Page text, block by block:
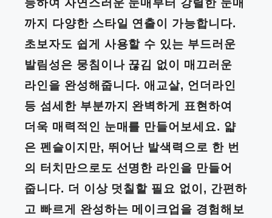
능하여 자연스러운 눈매부터 강렬한 눈매
까지 다양한 스타일 연출이 가능합니다.
초보자도 쉽게 사용할 수 있는 부드러운
발림성은 뭉침이나 끊김 없이 매끄러운
라인을 완성해줍니다. 애교살, 언더라인
등 섬세한 부분까지 완벽하게 표현하여
더욱 매력적인 눈매를 만들어보세요. 얇
은 펜슬이지만, 뛰어난 발색력으로 한 번
의 터치만으로도 선명한 라인을 만들어
줍니다. 더 이상 덧칠할 필요 없이, 간편하
고 빠르게 완성하는 메이크업을 경험해보